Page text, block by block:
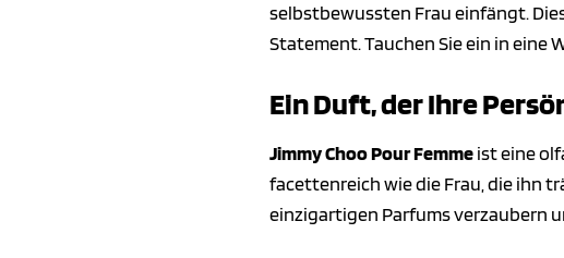
selbstbewussten Frau einfängt.
Statement. Tauchen Sie ein in eine
Ein Duft, der Ihre
Jimmy Choo Pour Femmeist eine
facettenreich wie die Frau, die ihn
einzigartigen Parfums verzaubern